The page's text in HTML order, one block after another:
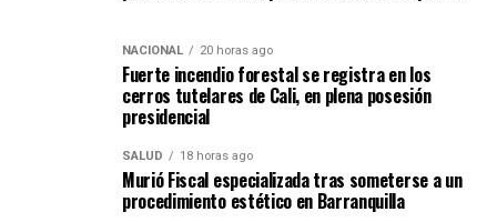
NACIONAL 20 horas ago
Fuerte incendio forestal se registra en los
cerros tutelares de Cali, en plena posesión
presidencial
SALUD 18 horas ago
Murió Fiscal especializada tras someterse a un
procedimiento estético en Barranquilla